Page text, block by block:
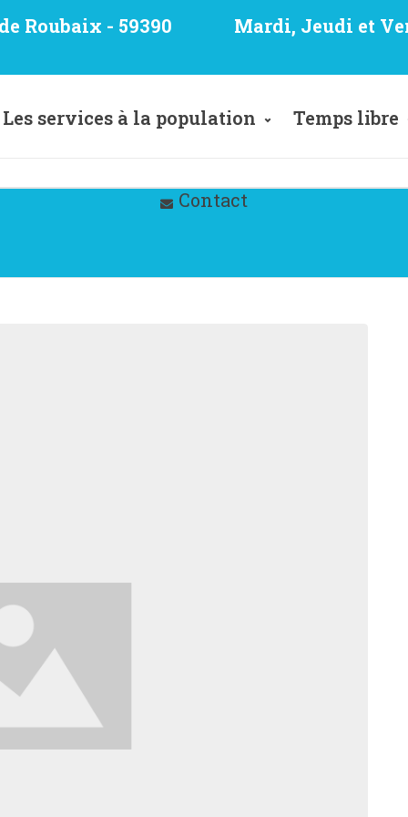
Roubaix - 59390 Mardi, Jeudi et
Les services à la population Temps libre
Contact